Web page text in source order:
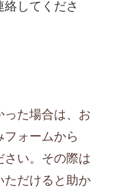
。
面
す。
してくださ
った場合は、お
ォームから
さい。その際は
ただけると助か